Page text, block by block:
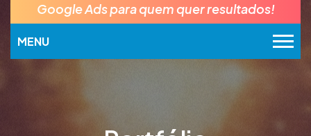
Google Ads para quem quer resultados!
MENU